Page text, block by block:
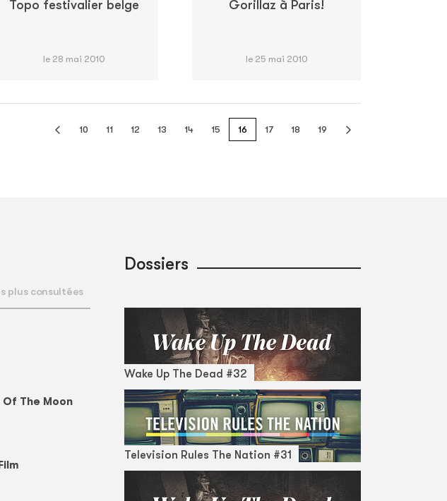
Topo festivalier belge
le 28 mai 2010
Gorillaz à Paris!
le 25 mai 2010
10 11 12 13 14 15 16 17 18 19
plus consultées
Of The Moon
Dossiers
Wake Up The Dead #32
Television Rules The Nation #31